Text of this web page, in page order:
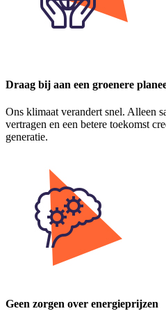
Draag bij aan een groenere
Ons klimaat verandert snel. Alleen
vertragen en een betere toekomst
generatie.
Geen zorgen over energieprijzen